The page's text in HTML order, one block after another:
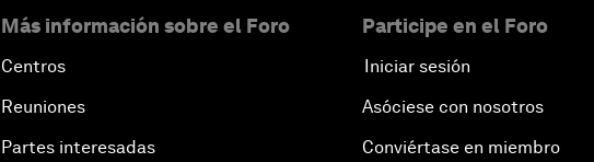
Más información sobre el Foro
Centros
Reuniones
Partes interesadas
Participe en el Foro
Iniciar sesión
Asóciese con nosotros
Conviértase en miembro